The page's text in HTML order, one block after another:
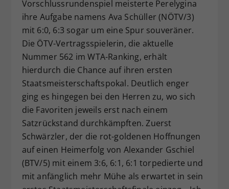
Vorschlussrundenspiel meisterte Perelygina
ihre Aufgabe namens Ava Schüller (NÖTV/3)
mit 6:0, 6:3 sogar um eine Spur souveräner.
Die ÖTV-Vertragsspielerin, die aktuelle
Nummer 562 im WTA-Ranking, erhält
hierdurch die Chance auf ihren ersten
Staatsmeisterschaftspokal. Deutlich enger
ging es hingegen bei den Herren zu, wo sich
die Favoriten jeweils erst nach einem
Satzrückstand durchkämpften. Zuerst
Schwärzler, der die rot-goldenen Hoffnungen
auf einen Heimerfolg von Alexander Gschiel
(BTV/5) mit einem 3:6, 6:1, 6:1 torpedierte und
mit anfänglich mehr Mühe als erwartet in sein